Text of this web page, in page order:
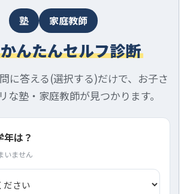
塾 家庭教師
かんたんセルフ診断
に答える(選択する)だけで、お子さ
な塾・家庭教師が見つかります。
は？
いません